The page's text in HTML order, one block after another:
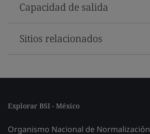
Capacidad de salida
Sitios relacionados
Explorar BSI - México
Organismo Nacional de Normalización